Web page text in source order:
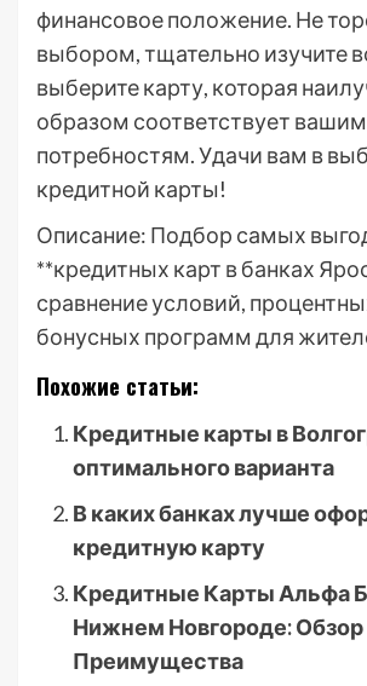
финансовое положение. Не
выбором, тщательно изучите
выберите карту, которая
образом соответствует вашим
потребностям. Удачи вам в
кредитной карты!
Описание: Подбор самых
**кредитных карт в банках
сравнение условий,
бонусных программ для
Похожие статьи:
Кредитные карты в
оптимального варианта
В каких банках лучше
кредитную карту
Кредитные Карты Альфа
Нижнем Новгороде: Обзор
Преимущества